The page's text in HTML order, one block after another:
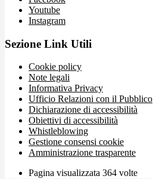
Youtube
Instagram
Sezione Link Utili
Cookie policy
Note legali
Informativa Privacy
Ufficio Relazioni con il Pubblico
Dichiarazione di accessibilità
Obiettivi di accessibilità
Whistleblowing
Gestione consensi cookie
Amministrazione trasparente
Pagina visualizzata 364 volte